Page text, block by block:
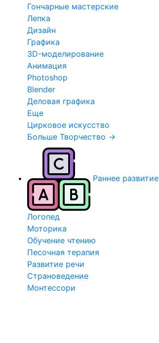
Гончарные мастерские
Лепка
Дизайн
Графика
3D-моделирование
Анимация
Photoshop
Blender
Деловая графика
Еще
Цирковое искусство
Больше Творчество →
Раннее развитие
Логопед
Моторика
Обучение чтению
Песочная терапия
Развитие речи
Страноведение
Монтессори